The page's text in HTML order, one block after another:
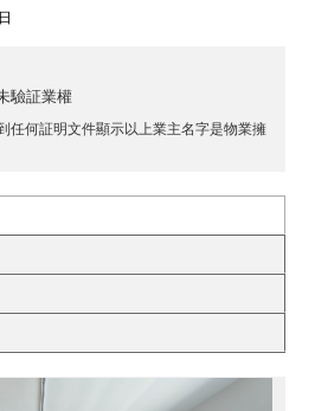
驗証業權
任何証明文件顯示以上業主名字是物業擁